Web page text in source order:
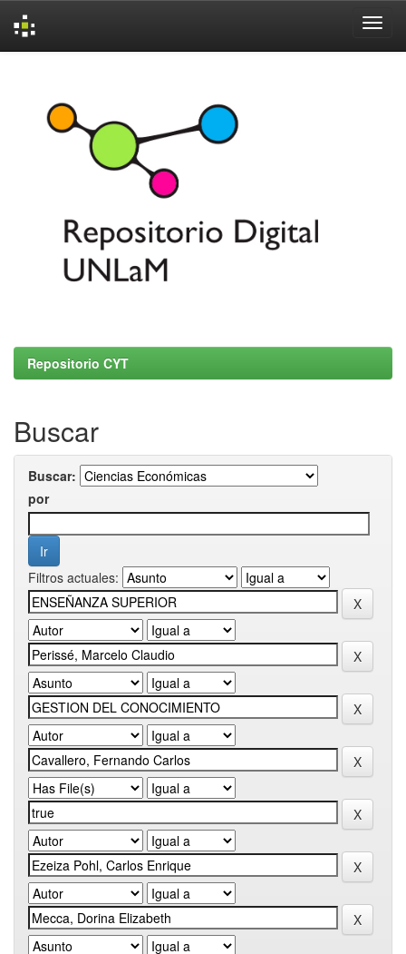
Repositorio CYT
Buscar
Buscar:
por
Filtros actuales: